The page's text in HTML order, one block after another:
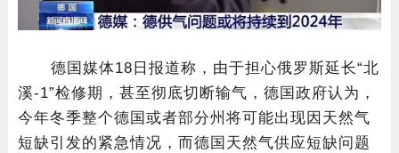
德国媒体18日报道称，由于担心俄罗斯延长“北
溪-1”检修期，甚至彻底切断输气，德国政府认为，
今年冬季整个德国或者部分州将可能出现因天然气
短缺引发的紧急情况，而德国天然气供应短缺问题